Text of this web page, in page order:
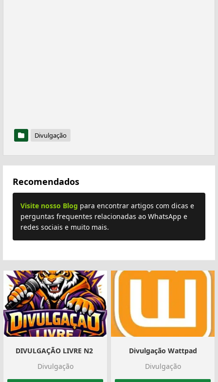
Divulgação
Recomendados
Visite nosso Blog para encontrar artigos com dicas e
perguntas frequentes relacionadas ao WhatsApp e
redes sociais e muito mais.
Plus
DIVULGAÇÃO LIVRE N2 ‍️
Divulgação
Divulgação Wattpad
Divulgação